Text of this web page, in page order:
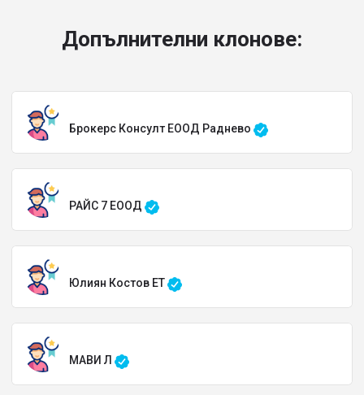
Допълнителни клонове:
Брокерс Консулт ЕООД Раднево
РАЙС 7 ЕООД
Юлиян Костов ЕТ
МАВИ Л